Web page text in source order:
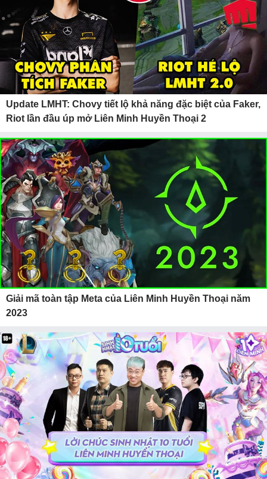
Update LMHT: Chovy tiết lộ khả năng đặc biệt của Faker,
Riot lần đầu úp mở Liên Minh Huyền Thoại 2
Giải mã toàn tập Meta của Liên Minh Huyền Thoại năm
2023